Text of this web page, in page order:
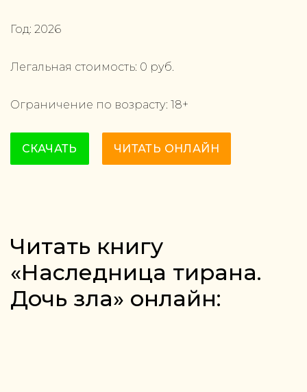
Год: 2026
Легальная стоимость: 0 руб.
Ограничение по возрасту: 18+
СКАЧАТЬ ЧИТАТЬ ОНЛАЙН
Читать книгу
«Наследница тирана.
Дочь зла» онлайн: